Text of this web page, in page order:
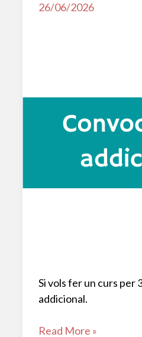
26/06/2026
Si vols fer un curs per
addicional.
Sol·licitud
Read More »